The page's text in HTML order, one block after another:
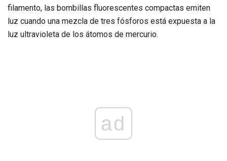
filamento, las bombillas fluorescentes compactas emiten
luz cuando una mezcla de tres fósforos está expuesta a la
luz ultravioleta de los átomos de mercurio.
ad